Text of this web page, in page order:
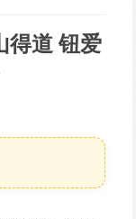
得道 钮爱